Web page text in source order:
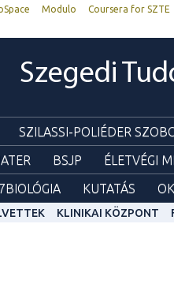
Modulo Coursera for SZTE
Szegedi
SZILASSI-POLIÉDER
BSJP ÉLETVÉGI
KUTATÁS
KLINIKAI KÖZPONT